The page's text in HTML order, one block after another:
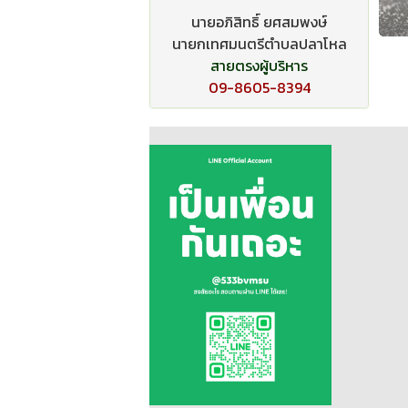
นายอภิสิทธิ์ ยศสมพงษ์
นายกเทศมนตรีตำบลปลาโหล
สายตรงผู้บริหาร
09-8605-8394